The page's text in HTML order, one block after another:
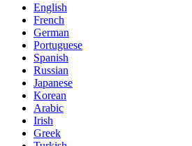
English
French
German
Portuguese
Spanish
Russian
Japanese
Korean
Arabic
Irish
Greek